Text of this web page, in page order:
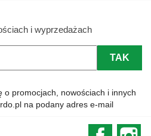
i wyprzedażach
o promocjach, nowościach i innych
na podany adres e-mail